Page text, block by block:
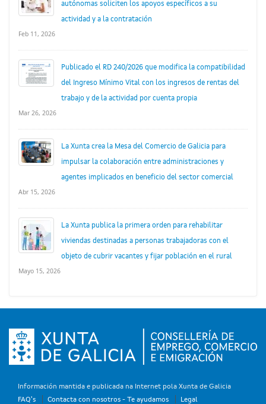
autónomas soliciten los apoyos específicos a su
actividad y a la contratación
Feb 11, 2026
Publicado el RD 240/2026 que modifica la compatibilidad
del Ingreso Mínimo Vital con los ingresos de rentas del
trabajo y de la actividad por cuenta propia
Mar 26, 2026
La Xunta crea la Mesa del Comercio de Galicia para
impulsar la colaboración entre administraciones y
agentes implicados en beneficio del sector comercial
Abr 15, 2026
La Xunta publica la primera orden para rehabilitar
viviendas destinadas a personas trabajadoras con el
objeto de cubrir vacantes y fijar población en el rural
Mayo 15, 2026
Información mantida e publicada na Internet pola Xunta de Galicia
FAQ's
Contacta con nosotros - Te ayudamos Legal